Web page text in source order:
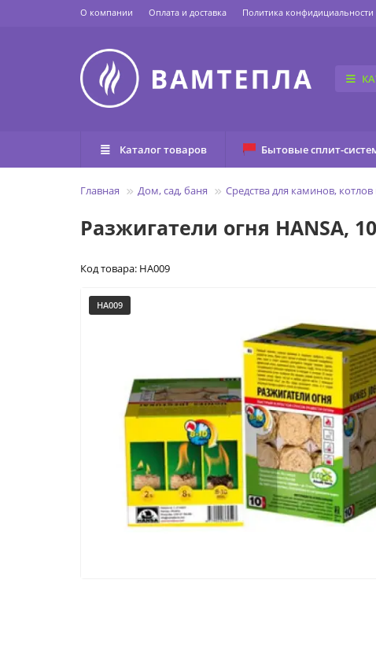
О компании Оплата и доставка Политика конфидициальности
Каталог товаров Бытовые сплит-
Главная Дом, сад, баня Средства для каминов,
Разжигатели огня HANSA,
Код товара: HA009
HA009